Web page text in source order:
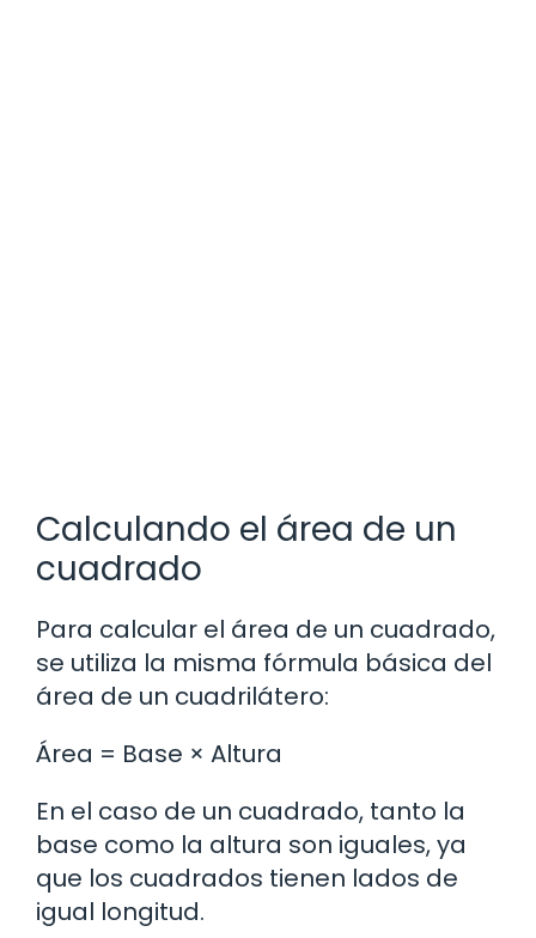
Calculando el área de un
cuadrado
Para calcular el área de un cuadrado,
se utiliza la misma fórmula básica del
área de un cuadrilátero:
Área = Base × Altura
En el caso de un cuadrado, tanto la
base como la altura son iguales, ya
que los cuadrados tienen lados de
igual longitud.